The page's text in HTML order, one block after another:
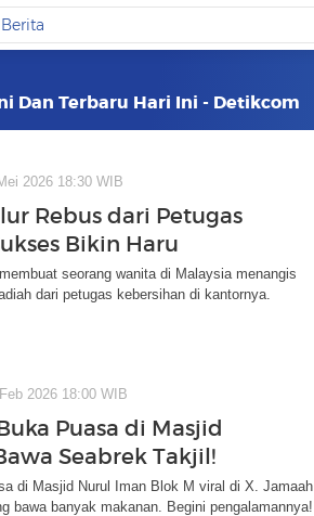
Dan Terbaru Hari Ini - Detikcom
2026 18:30 WIB
Rebus dari Petugas
Bikin Haru
seorang wanita di Malaysia menangis
dari petugas kebersihan di kantornya.
2026 18:00 WIB
Puasa di Masjid
Seabrek Takjil!
di Masjid Nurul Iman Blok M viral di X. Jamaah
bawa banyak makanan. Begini pengalamannya!